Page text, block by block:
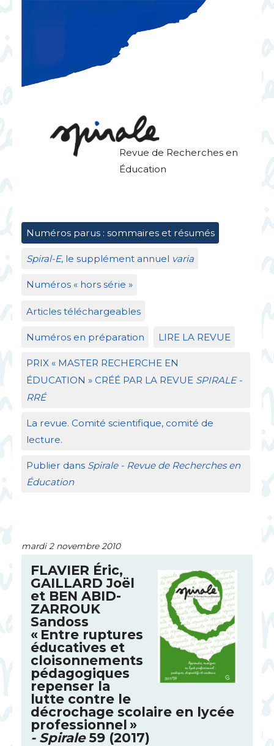
Revue de Recherches en
Éducation
Numéros parus : sommaires et résumés
Spiral-E, le supplément annuel varia
Numéros « hors série »
Articles téléchargeables
Numéros en préparation LIRE LA REVUE
PRIX« MASTER RECHERCHE EN
ÉDUCATION » CRÉÉ PAR LA REVUE SPIRALE-
RRÉ
La revue. Comité scientifique, comité de
lecture.
Publier dans Spirale - Revue de Recherches en
Éducation
mardi 2 novembre 2010
FLAVIER Éric,
GAILLARD Joël
et BEN ABID-
ZARROUK
Sandoss
« Entre ruptures
éducatives et
cloisonnements
pédagogiques
repenser la
lutte contre le
décrochage scolaire en lycée
professionnel»
- Spirale59 (2017)